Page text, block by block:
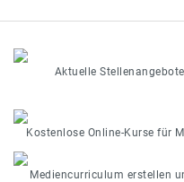
Aktuelle
Kostenlose Online-Kurse für
Mediencurriculum erstellen